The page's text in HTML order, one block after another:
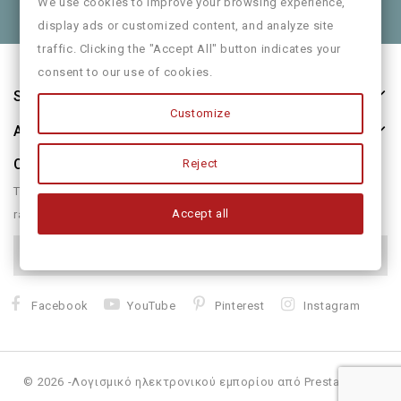
Store Information
About Us
Our Newsletter
There are many variations of passages of form humour or
randomised
Facebook YouTube Pinterest Instagram
© 2026 -Λογισμικό ηλεκτρονικού εμπορίου από PrestaShop™
display ads or customized content, and analyze site
traffic. Clicking the "Accept All" button indicates your
consent to our use of cookies.
Customize
Reject
Accept all